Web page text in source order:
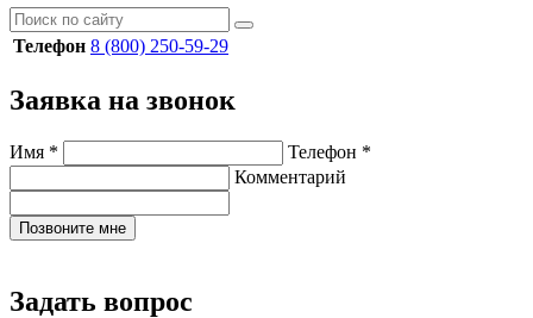
Телефон 8 (800) 250-59-29
Заявка на звонок
Имя * Телефон *
Комментарий
Позвоните мне
Задать вопрос